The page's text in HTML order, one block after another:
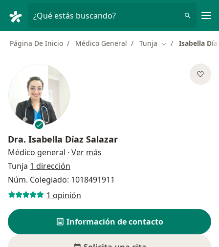
¿Qué estás buscando?
Página De Inicio Médico General Tunja Cambiar de
Isabella
Dra. Isabella Díaz Salazar
Médico general · Ver más
Tunja 1 dirección
Núm. Colegiado: 1018491911
1 opinión
Información de contacto